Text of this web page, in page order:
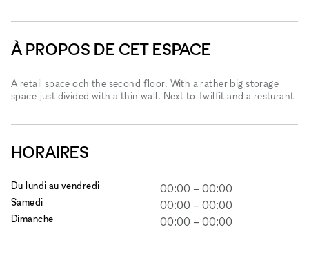
À PROPOS DE CET ESPACE
A retail space och the second floor. With a rather big storage
space just divided with a thin wall. Next to Twilfit and a resturant
HORAIRES
Du lundi au vendredi 00:00 – 00:00
Samedi 00:00 – 00:00
Dimanche 00:00 – 00:00